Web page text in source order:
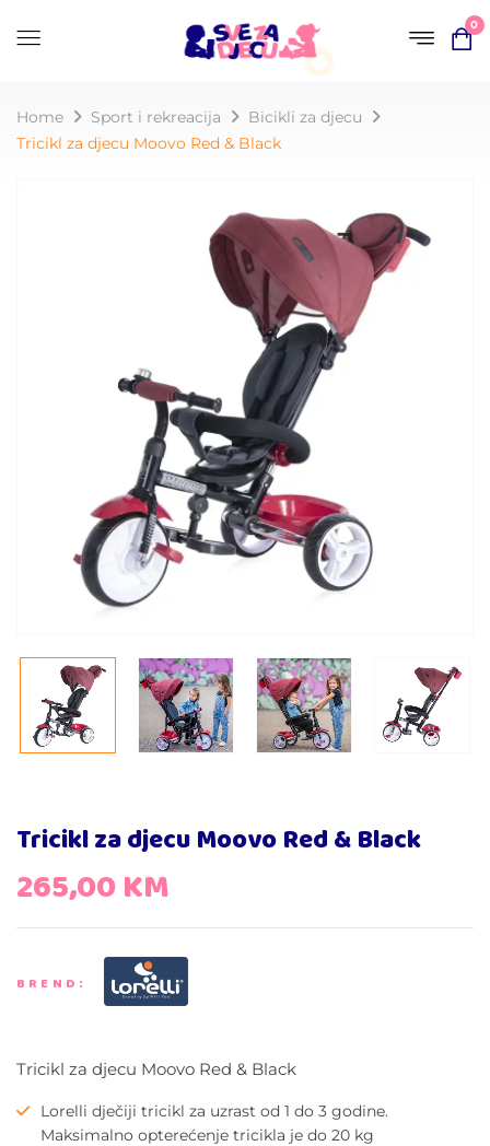
0
Home Sport i rekreacija
Bicikli za djecu
Tricikl za djecu Moovo Red & Black
Tricikl za djecu Moovo Red & Black
265,00KM
BREND:
Tricikl za djecu Moovo Red & Black
Lorelli dječiji tricikl za uzrast od 1 do 3 godine.
Maksimalno opterećenje tricikla je do 20 kg